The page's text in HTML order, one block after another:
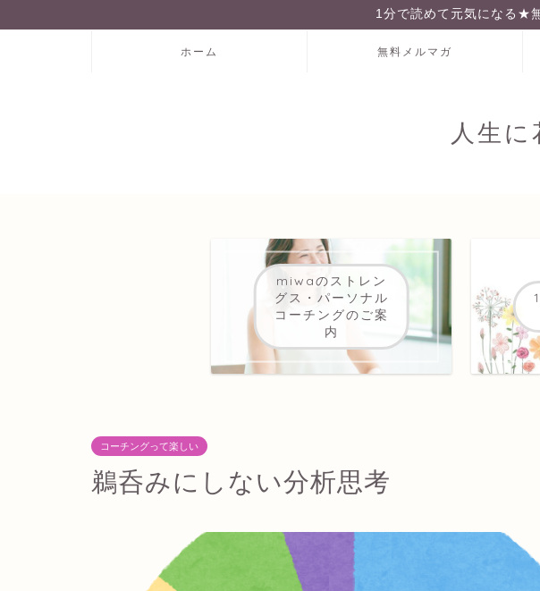
1分で読めて元気になる★
ホーム 無料メルマガ
人生に
miwaのストレン
グス・パーソナル
コーチングのご案
内
コーチングって楽しい
鵜呑みにしない分析思考